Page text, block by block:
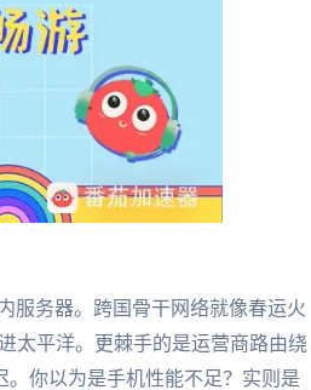
服务器。跨国骨干网络就像春运火
太平洋。更棘手的是运营商路由绕
你以为是手机性能不足？实则是